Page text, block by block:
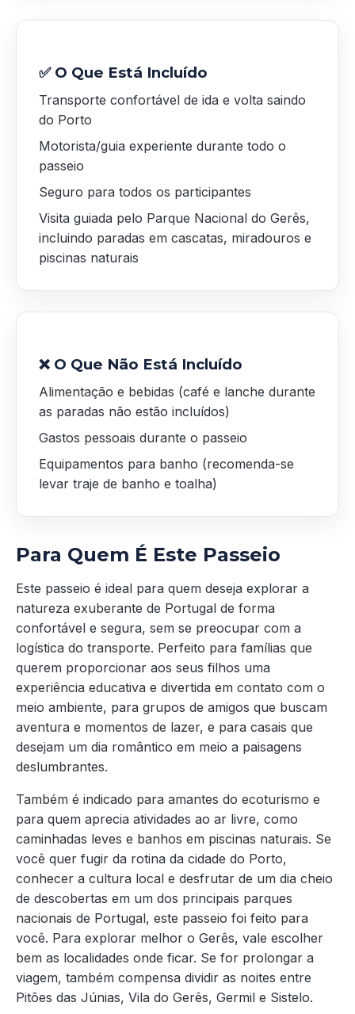
✅ O Que Está Incluído
Transporte confortável de ida e volta saindo
do Porto
Motorista/guia experiente durante todo o
passeio
Seguro para todos os participantes
Visita guiada pelo Parque Nacional do Gerês,
incluindo paradas em cascatas, miradouros e
piscinas naturais
❌ O Que Não Está Incluído
Alimentação e bebidas (café e lanche durante
as paradas não estão incluídos)
Gastos pessoais durante o passeio
Equipamentos para banho (recomenda-se
levar traje de banho e toalha)
Para Quem É Este Passeio
Este passeio é ideal para quem deseja explorar a
natureza exuberante de Portugal de forma
confortável e segura, sem se preocupar com a
logística do transporte. Perfeito para famílias que
querem proporcionar aos seus filhos uma
experiência educativa e divertida em contato com o
meio ambiente, para grupos de amigos que buscam
aventura e momentos de lazer, e para casais que
desejam um dia romântico em meio a paisagens
deslumbrantes.
Também é indicado para amantes do ecoturismo e
para quem aprecia atividades ao ar livre, como
caminhadas leves e banhos em piscinas naturais. Se
você quer fugir da rotina da cidade do Porto,
conhecer a cultura local e desfrutar de um dia cheio
de descobertas em um dos principais parques
nacionais de Portugal, este passeio foi feito para
você. Para explorar melhor o Gerês, vale escolher
bem as localidades onde ficar. Se for prolongar a
viagem, também compensa dividir as noites entre
Pitões das Júnias, Vila do Gerês, Germil e Sistelo.